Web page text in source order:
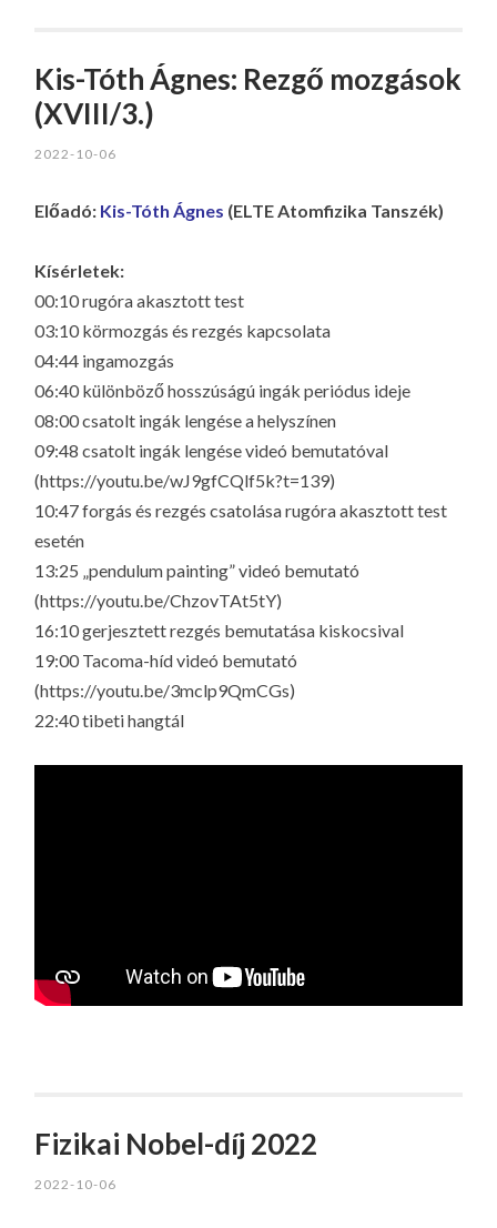
Kis-Tóth Ágnes: Rezgő mozgások
(XVIII/3.)
2022-10-06
Előadó: Kis-Tóth Ágnes (ELTE Atomfizika Tanszék)
Kísérletek:
00:10 rugóra akasztott test
03:10 körmozgás és rezgés kapcsolata
04:44 ingamozgás
06:40 különböző hosszúságú ingák periódus ideje
08:00 csatolt ingák lengése a helyszínen
09:48 csatolt ingák lengése videó bemutatóval
(https://youtu.be/wJ9gfCQlf5k?t=139)
10:47 forgás és rezgés csatolása rugóra akasztott test
esetén
13:25 „pendulum painting” videó bemutató
(https://youtu.be/ChzovTAt5tY)
16:10 gerjesztett rezgés bemutatása kiskocsival
19:00 Tacoma-híd videó bemutató
(https://youtu.be/3mclp9QmCGs)
22:40 tibeti hangtál
Fizikai Nobel-díj 2022
2022-10-06